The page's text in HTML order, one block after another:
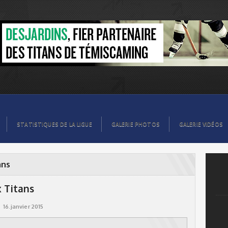
STATISTIQUES DE LA LIGUE GALERIE PHOTOS GALERIE VIDÉOS
Titans
16.janvier 2015